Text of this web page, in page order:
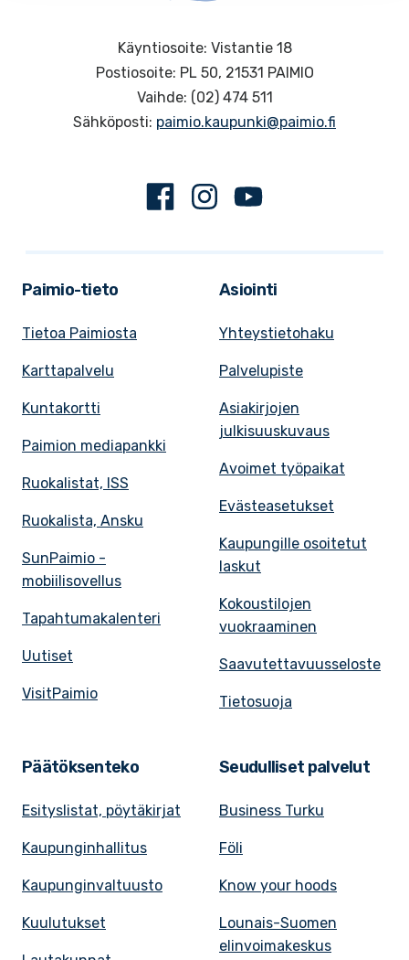
Käyntiosoite: Vistantie 18
Postiosoite: PL 50, 21531 PAIMIO
Vaihde: (02) 474 511
Sähköposti: paimio.kaupunki@paimio.fi
FacebookInstagram
Paimio-tieto
Tietoa Paimiosta
Karttapalvelu
Kuntakortti
Paimion mediapankki
Ruokalistat, ISS
Ruokalista, Ansku
SunPaimio -
mobiilisovellus
Tapahtumakalenteri
Uutiset
VisitPaimio
Asiointi
Yhteystietohaku
Palvelupiste
Asiakirjojen
julkisuuskuvaus
Avoimet työpaikat
Evästeasetukset
Kaupungille osoitetut
laskut
Kokoustilojen
vuokraaminen
Saavutettavuusseloste
Tietosuoja
Päätöksenteko
Esityslistat, pöytäkirjat
Kaupunginhallitus
Kaupunginvaltuusto
Kuulutukset
Seudulliset palvelut
Business Turku
Föli
Know your hoods
Lounais-Suomen
elinvoimakeskus